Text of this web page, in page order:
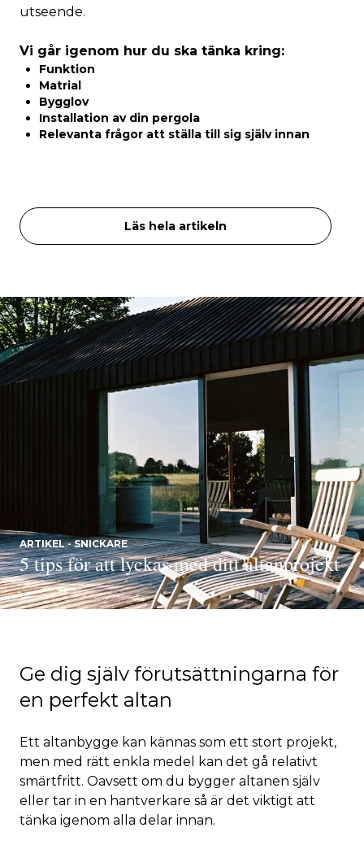
utseende.
Vi går igenom hur du ska tänka kring:
Funktion
Matrial
Bygglov
Installation av din pergola
Relevanta frågor att ställa till sig själv innan
Läs hela artikeln
Ge dig själv förutsättningarna för
en perfekt altan
Ett altanbygge kan kännas som ett stort projekt,
men med rätt enkla medel kan det gå relativt
smärtfritt. Oavsett om du bygger altanen själv
eller tar in en hantverkare så är det viktigt att
tänka igenom alla delar innan.
ARTIKEL - SNICKARE
5 tips för att lyckas med ditt altanprojekt